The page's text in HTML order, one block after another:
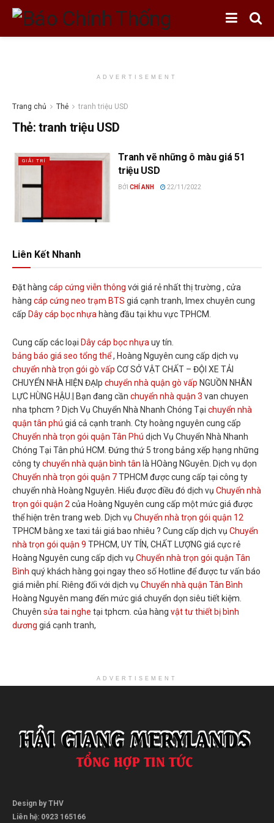
ADVERTISEMENT
Trang chủ Thẻ tranh triệu USD
Thẻ:tranh triệu USD
GIẢI TRÍ
Tranh vẽ những ô màu giá 51
triệu USD
BỞI CHÍ ANH 22/11/2022
Liên Kết Nhanh
Đặt hàng cáp cứng viễn thông với giá rẻ nhất thị trường , cửa
hàng cáp cứng neo trạm BTS giá cạnh tranh, Imex chuyên cung
cấp Dây cáp bọc nhựa hàng đầu tại khu vực TPHCM.
Cung cấp các loại Dây cáp bọc nhựa uy tín.
bảng báo giá seo tổng thể, Hoàng Nguyên cung cấp dịch vụ
chuyển nhà trọn gói gò vấp CƠ SỞ VẬT CHẤT – ĐỘI XE TẢI
CHUYỂN NHÀ HIỆN ĐẠIp chuyển nhà quận gò vấp NGUỒN NHÂN
LỰC HÙNG HẬU.| Bạn đang cần chuyển nhà quận 3 van chuyen
nha tphcm ? Dịch Vụ Chuyển Nhà Nhanh Chóng Tại chuyển nhà
quận tân phú giá cả cạnh tranh. Cty hoàng nguyên cung cấp
Chuyển nhà trọn gói quận Tân Phú dịch Vụ Chuyển Nhà Nhanh
Chóng Tại Tân phú HCM. Đứng thứ 5 trong bảng xếp hạng những
công tychuyển nhà quận bình tân là HOàng NGuyên. Dịch vụ dọn
Chuyển nhà trọn gói quận 7TPHCM được cung cấp tại công ty
chuyển nhà Hoàng Nguyên. Hiểu được điều đó dịch vụ Chuyển nhà
trọn gói quận 2 của Hoàng Nguyên cung cấp một mức giá được
thể hiện trên trang web. Dịch vụ Chuyển nhà trọn gói quận 12
TPHCM bằng xe taxi tải giá bao nhiêu ? Cung cấp dịch vụ Chuyển
nhà trọn gói quận 9 TPHCM, UY TÍN, CHẤT LƯỢNG giá cực rẻ
Hoàng Nguyên cung cấp dịch vụ Chuyển nhà trọn gói quận Tân
Bình quý khách hàng gọi ngay theo số Hotline để được tư vấn báo
giá miễn phí. Riêng đối với dịch vụ Chuyển nhà quận Tân Bình
Hoàng Nguyên mang đến mức giá chuyển dọn siêu tiết kiệm.
Chuyên sửa tai nghe tại tphcm. của hàng vật tư thiết bị bình
dương giá cạnh tranh,
ADVERTISEMENT
Design by THV
Liên hệ: 0923 165166